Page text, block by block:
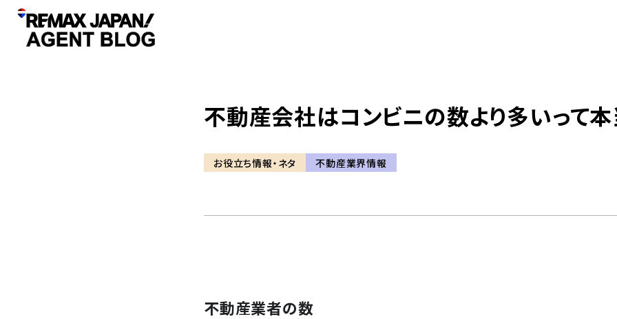
不動産会社はコンビニの数より多いって本
お役立ち情報・ネタ 不動産業界情報
不動産業者の数